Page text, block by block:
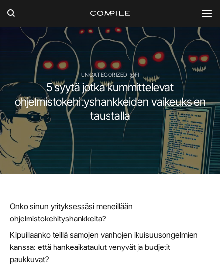
content
UNCATEGORIZED @FI
5 syytä jotka kummittelevat
ohjelmistokehityshankkeiden vaikeuksien
taustalla
Onko sinun yrityksessäsi meneillään
ohjelmistokehityshankkeita?
Kipuillaanko teillä samojen vanhojen ikuisuusongelmien
kanssa: että hankeaikataulut venyvät ja budjetit
paukkuvat?